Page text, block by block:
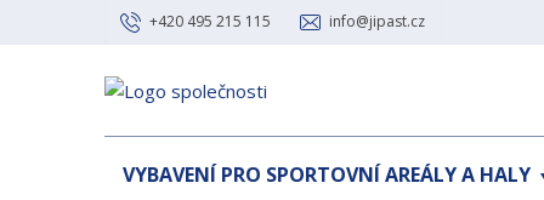
+420 495 215 115 info@jipast.cz
VYBAVENÍ PRO SPORTOVNÍ AREÁLY A HALY